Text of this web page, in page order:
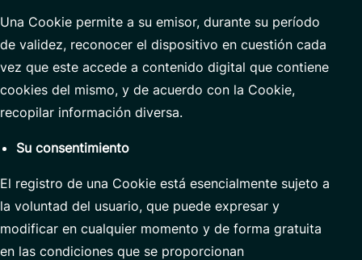
Una Cookie permite a su emisor, durante su período
de validez, reconocer el dispositivo en cuestión cada
vez que este accede a contenido digital que contiene
cookies del mismo, y de acuerdo con la Cookie,
recopilar información diversa.
Su consentimiento
El registro de una Cookie está esencialmente sujeto a
la voluntad del usuario, que puede expresar y
modificar en cualquier momento y de forma gratuita
en las condiciones que se proporcionan